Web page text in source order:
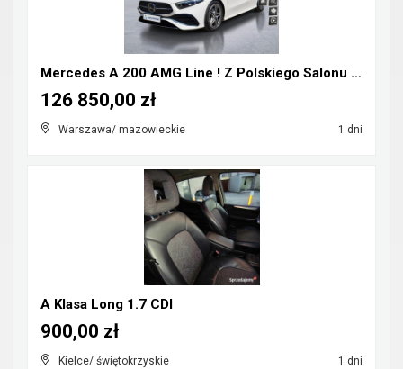
Mercedes A 200 AMG Line ! Z Polskiego Salonu ! Fak...
Warszawa/ mazowieckie 1 dni
126 850,00 zł
A Klasa Long 1.7 CDI
Kielce/ świętokrzyskie 1 dni
900,00 zł